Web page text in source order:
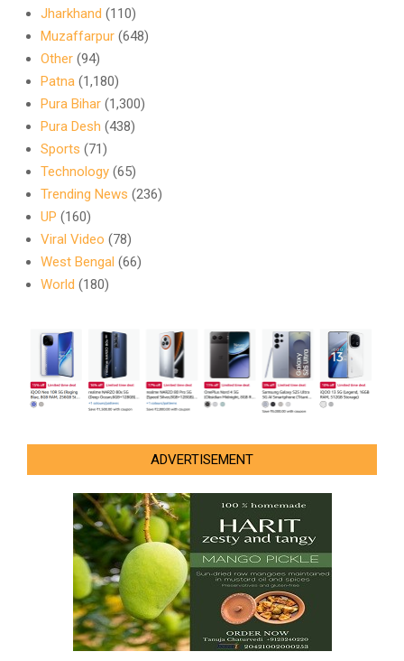
Jharkhand (110)
Muzaffarpur (648)
Other (94)
Patna (1,180)
Pura Bihar (1,300)
Pura Desh (438)
Sports (71)
Technology (65)
Trending News (236)
UP (160)
Viral Video (78)
West Bengal (66)
World (180)
ADVERTISEMENT